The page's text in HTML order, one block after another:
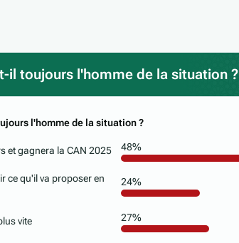
il toujours l'homme de la situation ?
l'homme de la situation ?
et gagnera la CAN 2025 48%
ce qu'il va proposer en
24%
vite 27%